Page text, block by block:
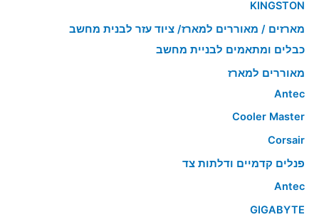
KINGSTON
מארזים / מאוררים למארז/ ציוד עזר לבנית מחשב
כבלים ומתאמים לבניית מחשב
מאוררים למארז
Antec
Cooler Master
Corsair
פנלים קדמיים ודלתות צד
Antec
GIGABYTE